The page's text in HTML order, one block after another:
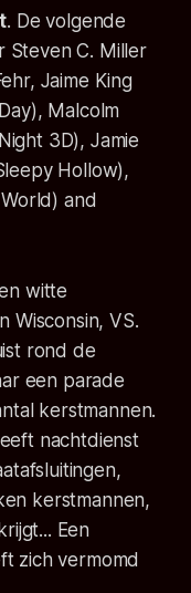
. De volgende
Steven C. Miller
Jaime King
Malcolm
3D), Jamie
Hollow),
and
witte
Wisconsin, VS.
rond de
een parade
kerstmannen.
nachtdienst
kerstmannen,
Een
zich vermomd